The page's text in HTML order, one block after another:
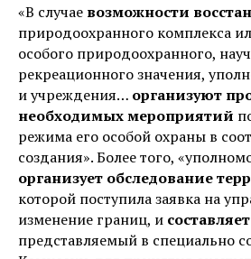
«В случае возможности
природоохранного комплекса
особого природоохранного,
рекреационного значения,
и учреждения… организуют
необходимых мероприятий
режима его особой охраны в
создания». Более того,
организует обследование
которой поступила заявка на
изменение границ, и
представляемый в специально